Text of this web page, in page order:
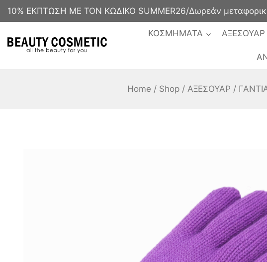
10% ΕΚΠΤΩΣΗ ΜΕ ΤΟΝ ΚΩΔΙΚΟ SUMMER26/Δωρεάν
ΚΟΣΜΗΜΑΤΑ ΑΞΕΣΟΥΑΡ
Home / Shop / ΑΞΕΣΟΥΑΡ /